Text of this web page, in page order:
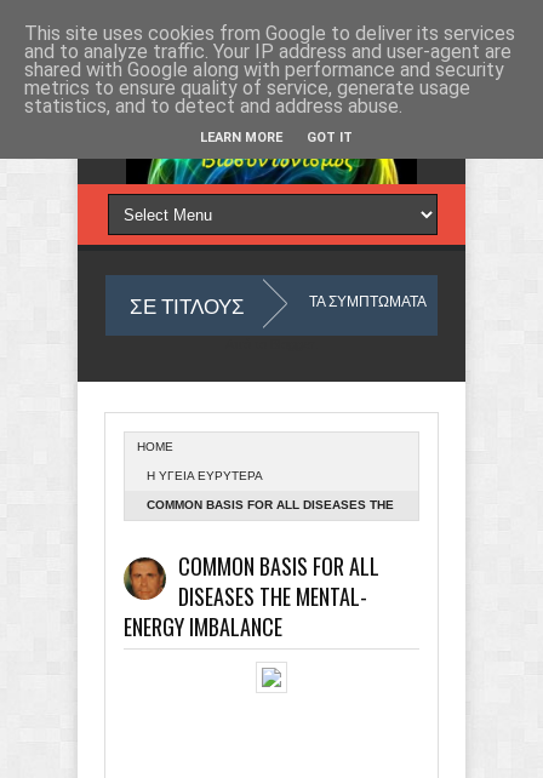
Πέμπτη 6, Αυγ 2026
ΣΕ ΤΙΤΛΟΥΣ
ΜΕ ΑΦΟΡΜΗ ΤΑ ΣΥΜΠΤΩΜΑΤΑ ΤΙ ΣΗΜΑΙΝΟΥΝ ΤΑ
Ο ΥΛΙΚΟΣ ΚΟΣΜΟΣ ΠΟΥ ΖΟΥΜΕ ΑΠΟ ΑΠΟΨΗ ΟΥΣΙΑΣ
HOME
Η ΥΓΕΙΑ ΕΥΡΥΤΕΡΑ
COMMON BASIS FOR ALL DISEASES THE
COMMON BASIS FOR ALL
DISEASES THE MENTAL-
ENERGY IMBALANCE
This site uses cookies from Google to deliver its services
and to analyze traffic. Your IP address and user-agent are
shared with Google along with performance and security
metrics to ensure quality of service, generate usage
statistics, and to detect and address abuse.
LEARN MORE GOT IT